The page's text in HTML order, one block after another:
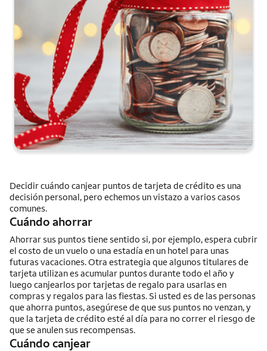
Decidir cuándo canjear puntos de tarjeta de crédito es una
decisión personal, pero echemos un vistazo a varios casos
comunes.
Cuándo ahorrar
Ahorrar sus puntos tiene sentido si, por ejemplo, espera cubrir
el costo de un vuelo o una estadía en un hotel para unas
futuras vacaciones. Otra estrategia que algunos titulares de
tarjeta utilizan es acumular puntos durante todo el año y
luego canjearlos por tarjetas de regalo para usarlas en
compras y regalos para las fiestas. Si usted es de las personas
que ahorra puntos, asegúrese de que sus puntos no venzan, y
que la tarjeta de crédito esté al día para no correr el riesgo de
que se anulen sus recompensas.
Cuándo canjear